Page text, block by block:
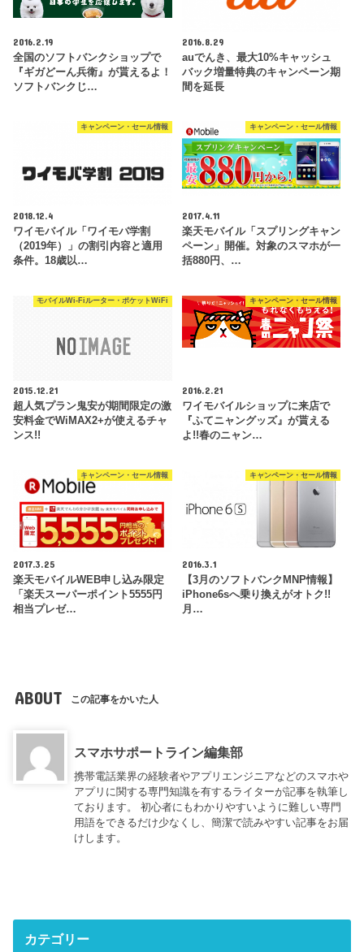
2016.2.19
全国のソフトバンクショップで
『ギガどーん兵衛』が貰えるよ！
ソフトバンクじ…
2016.8.29
auでんき、最大10%キャッシュ
バック増量特典のキャンペーン期
間を延長
キャンペーン・セール情報
2018.12.4
ワイモバイル「ワイモバ学割
（2019年）」の割引内容と適用
条件。18歳以…
キャンペーン・セール情報
2017.4.11
楽天モバイル「スプリングキャン
ペーン」開催。対象のスマホが一
括880円、…
モバイルWi-Fiルーター・ポケットWiFi
2015.12.21
超人気プラン鬼安が期間限定の激
安料金でWiMAX2+が使えるチャ
ンス!!
キャンペーン・セール情報
2016.2.21
ワイモバイルショップに来店で
『ふてニャングッズ』が貰える
よ!!春のニャン…
キャンペーン・セール情報
2017.3.25
楽天モバイルWEB申し込み限定
「楽天スーパーポイント5555円
相当プレゼ…
キャンペーン・セール情報
2016.3.1
【3月のソフトバンクMNP情報】
iPhone6sへ乗り換えがオトク!!
月…
ABOUT この記事をかいた人
スマホサポートライン編集部
携帯電話業界の経験者やアプリエンジニアなどのスマホや
アプリに関する専門知識を有するライターが記事を執筆し
ております。 初心者にもわかりやすいように難しい専門
用語をできるだけ少なくし、簡潔で読みやすい記事をお届
けします。
カテゴリー